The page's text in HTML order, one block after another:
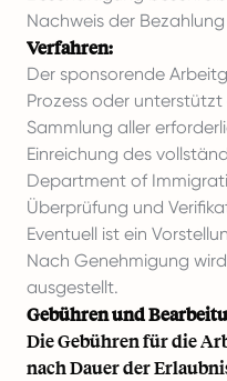
Nachweis der
Verfahren:
Der sponsorende
Prozess oder
Sammlung aller
Einreichung des
Department of
Überprüfung und
Eventuell ist ein
Nach Genehmigung
ausgestellt.
Gebühren und
Die Gebühren für die
nach Dauer der